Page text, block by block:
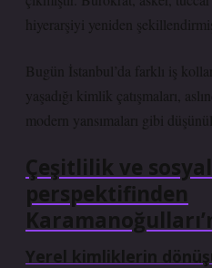
hiyerarşiyi yeniden
Bugün İstanbul’da farklı iş
yaşadığı kimlik çatışmaları,
modern yansımaları gibi
Çeşitlilik ve
perspektifinden
Yerel kimliklerin